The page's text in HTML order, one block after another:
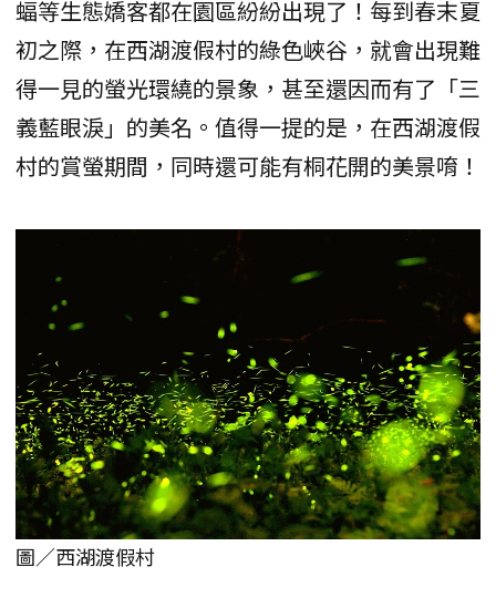
蝠等生態嬌客都在園區紛紛出現了！每到春末夏
初之際，在西湖渡假村的綠色峽谷，就會出現難
得一見的螢光環繞的景象，甚至還因而有了「三
義藍眼淚」的美名。值得一提的是，在西湖渡假
村的賞螢期間，同時還可能有桐花開的美景唷！
圖／西湖渡假村